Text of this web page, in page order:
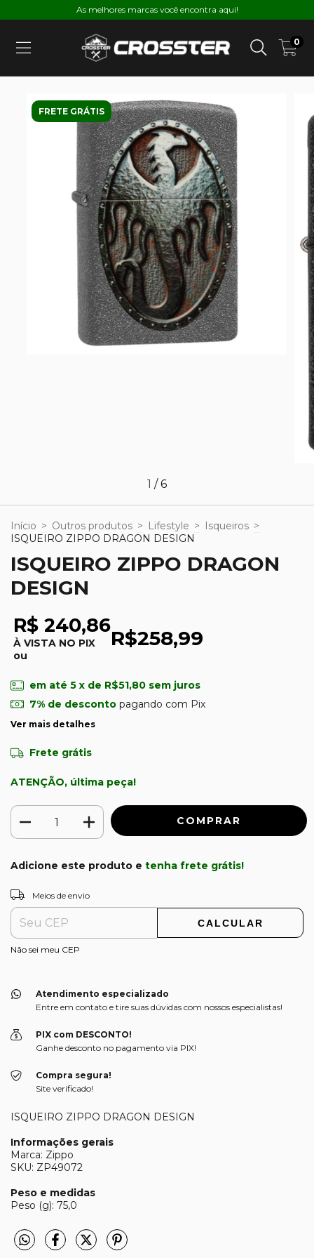
As melhores marcas você encontra aqui!
0
FRETE GRÁTIS
1 /6
Início > Outros produtos > Lifestyle > Isqueiros >
ISQUEIRO ZIPPO DRAGON DESIGN
ISQUEIRO ZIPPO DRAGON
DESIGN
R$ 240,86
À VISTA NO PIX
ou
R$258,99
em até 5 x de R$51,80 sem juros
7% de descontopagando com Pix
Ver mais detalhes
Frete grátis
ATENÇÃO, última peça!
Adicione este produto e tenha frete grátis!
Entregas para o CEP:
Meios de envio
CALCULAR
Não sei meu CEP
Atendimento especializado
Entre em contato e tire suas dúvidas com nossos especialistas!
PIX com DESCONTO!
Ganhe desconto no pagamento via PIX!
Compra segura!
Site verificado!
ISQUEIRO ZIPPO DRAGON DESIGN
Informações gerais
Marca: Zippo
SKU: ZP49072
Peso e medidas
Peso (g): 75,0